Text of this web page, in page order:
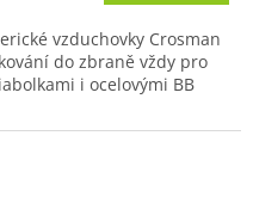
vzduchovky Crosman
do zbraně vždy pro
i ocelovými BB